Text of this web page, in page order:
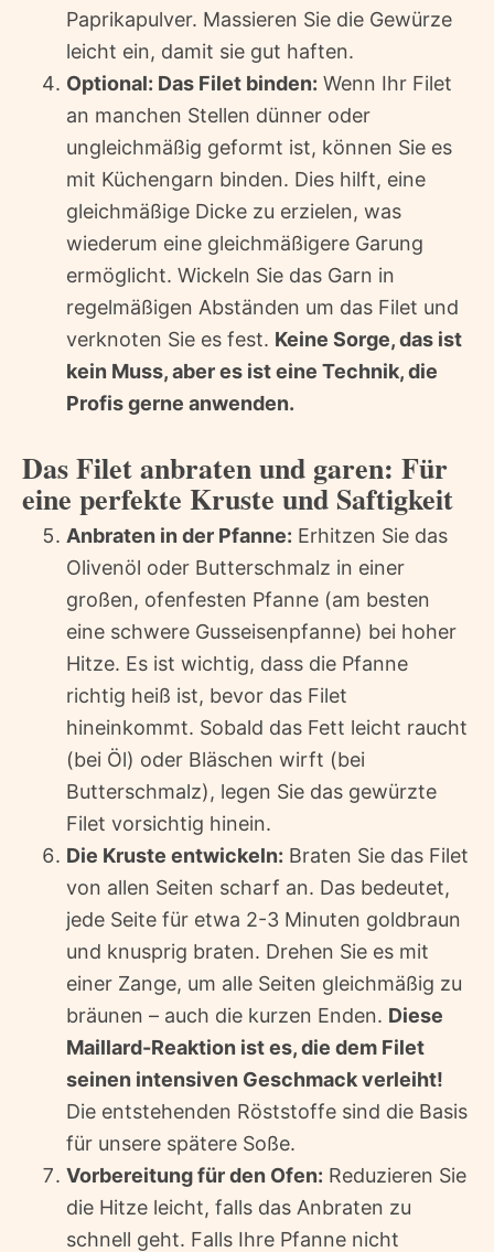
Paprikapulver. Massieren Sie die Gewürze
leicht ein, damit sie gut haften.
Optional: Das Filet binden: Wenn Ihr Filet
an manchen Stellen dünner oder
ungleichmäßig geformt ist, können Sie es
mit Küchengarn binden. Dies hilft, eine
gleichmäßige Dicke zu erzielen, was
wiederum eine gleichmäßigere Garung
ermöglicht. Wickeln Sie das Garn in
regelmäßigen Abständen um das Filet und
verknoten Sie es fest. Keine Sorge, das ist
kein Muss, aber es ist eine Technik, die
Profis gerne anwenden.
Das Filet anbraten und garen: Für
eine perfekte Kruste und Saftigkeit
Anbraten in der Pfanne: Erhitzen Sie das
Olivenöl oder Butterschmalz in einer
großen, ofenfesten Pfanne (am besten
eine schwere Gusseisenpfanne) bei hoher
Hitze. Es ist wichtig, dass die Pfanne
richtig heiß ist, bevor das Filet
hineinkommt. Sobald das Fett leicht raucht
(bei Öl) oder Bläschen wirft (bei
Butterschmalz), legen Sie das gewürzte
Filet vorsichtig hinein.
Die Kruste entwickeln: Braten Sie das Filet
von allen Seiten scharf an. Das bedeutet,
jede Seite für etwa 2-3 Minuten goldbraun
und knusprig braten. Drehen Sie es mit
einer Zange, um alle Seiten gleichmäßig zu
bräunen – auch die kurzen Enden. Diese
Maillard-Reaktion ist es, die dem Filet
seinen intensiven Geschmack verleiht!
Die entstehenden Röststoffe sind die Basis
für unsere spätere Soße.
Vorbereitung für den Ofen: Reduzieren Sie
die Hitze leicht, falls das Anbraten zu
schnell geht. Falls Ihre Pfanne nicht